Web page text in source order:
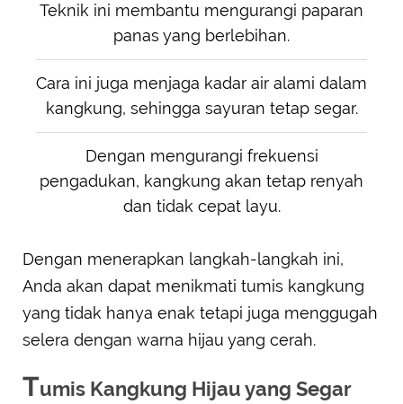
Teknik ini membantu mengurangi paparan
panas yang berlebihan.
Cara ini juga menjaga kadar air alami dalam
kangkung, sehingga sayuran tetap segar.
Dengan mengurangi frekuensi
pengadukan, kangkung akan tetap renyah
dan tidak cepat layu.
Dengan menerapkan langkah-langkah ini,
Anda akan dapat menikmati tumis kangkung
yang tidak hanya enak tetapi juga menggugah
selera dengan warna hijau yang cerah.
Tumis Kangkung Hijau yang Segar